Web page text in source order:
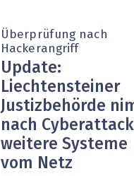
Überprüfung nach
Hackerangriff
Update:
Liechtensteiner
Justizbehörde
nach
weitere Systeme
vom Netz